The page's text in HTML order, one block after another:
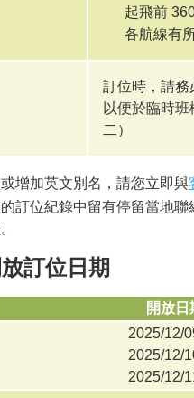
起飛前
各航線有
訂位時，請務
以便於臨時
二）
增加英文別名，請您立即與
訂位紀錄中留有停留當地
訂位日期
開放日
2025/12/
2025/12/
2025/12/